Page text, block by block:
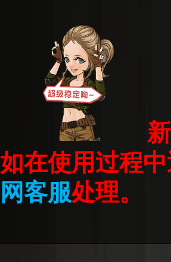
如在使用过程
网客服处理。